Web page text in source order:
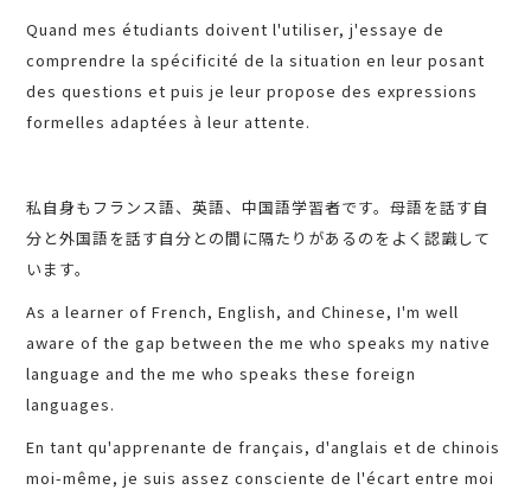
Quand mes étudiants doivent l'utiliser, j'essaye de
comprendre la spécificité de la situation en leur posant
des questions et puis je leur propose des expressions
formelles adaptées à leur attente.
私自身もフランス語、英語、中国語学習者です。母語を話す自
分と外国語を話す自分との間に隔たりがあるのをよく認識して
います。
As a learner of French, English, and Chinese, I'm well
aware of the gap between the me who speaks my native
language and the me who speaks these foreign
languages.
En tant qu'apprenante de français, d'anglais et de chinois
moi-même, je suis assez consciente de l'écart entre moi